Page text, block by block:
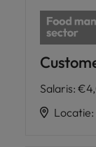
Salaris:
Locatie: